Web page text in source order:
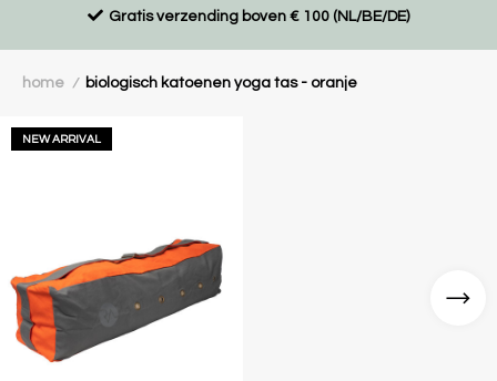
Gratis verzending boven € 100 (NL/BE/DE)
home / biologisch katoenen yoga tas - oranje
NEW ARRIVAL